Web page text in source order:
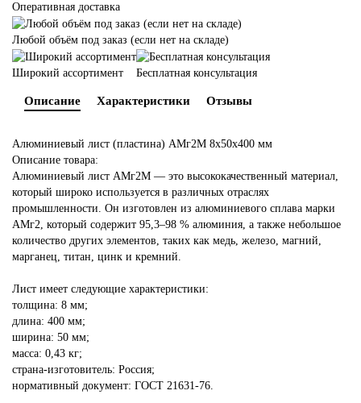
Оперативная доставка
Любой объём под заказ (если нет на складе)
Широкий ассортимент Бесплатная консультация
Описание Характеристики Отзывы
Алюминиевый лист (пластина) АМг2М 8х50х400 мм
Описание товара:
Алюминиевый лист АМг2М — это высококачественный материал,
который широко используется в различных отраслях
промышленности. Он изготовлен из алюминиевого сплава марки
АМг2, который содержит 95,3–98 % алюминия, а также небольшое
количество других элементов, таких как медь, железо, магний,
марганец, титан, цинк и кремний.
Лист имеет следующие характеристики:
толщина: 8 мм;
длина: 400 мм;
ширина: 50 мм;
масса: 0,43 кг;
страна-изготовитель: Россия;
нормативный документ: ГОСТ 21631-76.